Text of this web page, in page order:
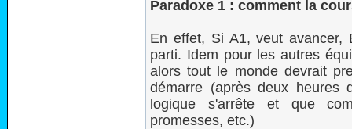
Paradoxe 1 : comment la
En effet, Si A1, veut
parti. Idem pour les autres
alors tout le monde devrait
démarre (après deux heures
logique s'arrête et que
promesses, etc.)